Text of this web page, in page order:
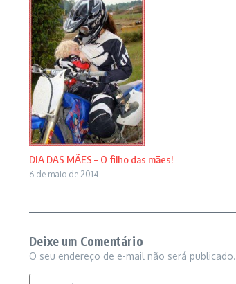
DIA DAS MÃES – O filho das mães!
6 de maio de 2014
Deixe um Comentário
O seu endereço de e-mail não será publicado.